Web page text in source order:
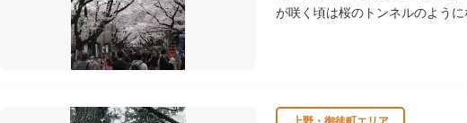
が咲く頃は桜のトンネルのよう